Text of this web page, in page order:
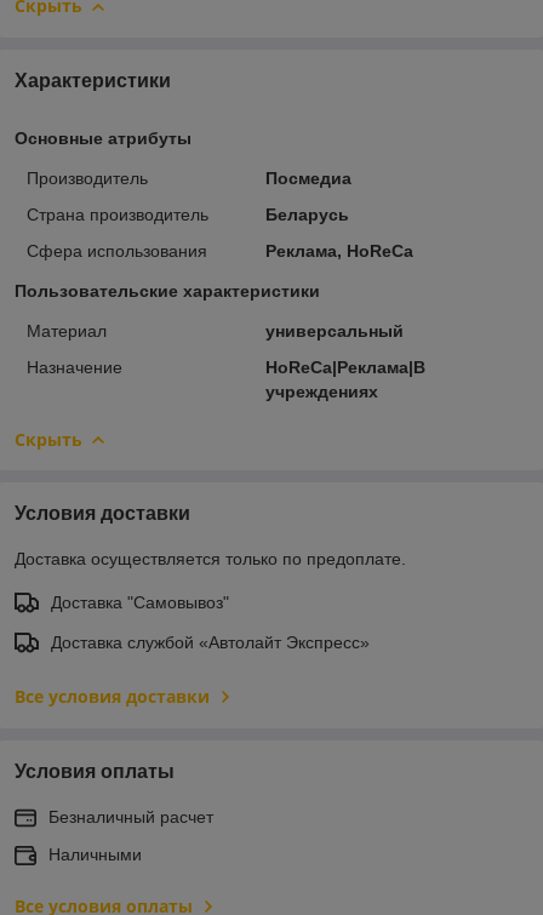
Скрыть
Характеристики
Основные атрибуты
Производитель
Посмедиа
Страна производитель
Беларусь
Сфера использования
Реклама, HoReCa
Пользовательские характеристики
Материал
универсальный
Назначение
HoReCa|Реклама|В
учреждениях
Скрыть
Условия доставки
Доставка осуществляется только по предоплате.
Доставка "Самовывоз"
Доставка службой «Автолайт Экспресс»
Все условия доставки
Условия оплаты
Безналичный расчет
Наличными
Все условия оплаты